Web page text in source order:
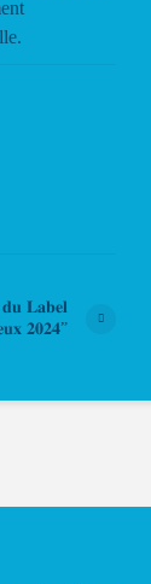
𝐋𝐚𝐛𝐞𝐥
𝟐𝟎𝟐𝟒”